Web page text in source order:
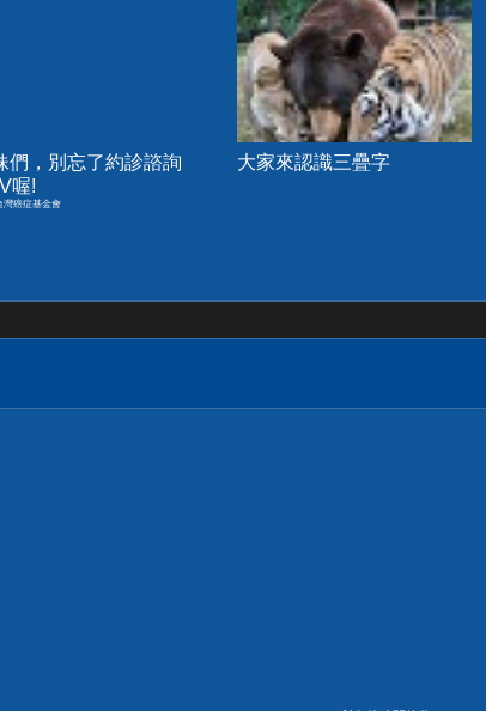
們，別忘了約診諮詢
喔!
灣癌症基金會
大家來認識三疊字